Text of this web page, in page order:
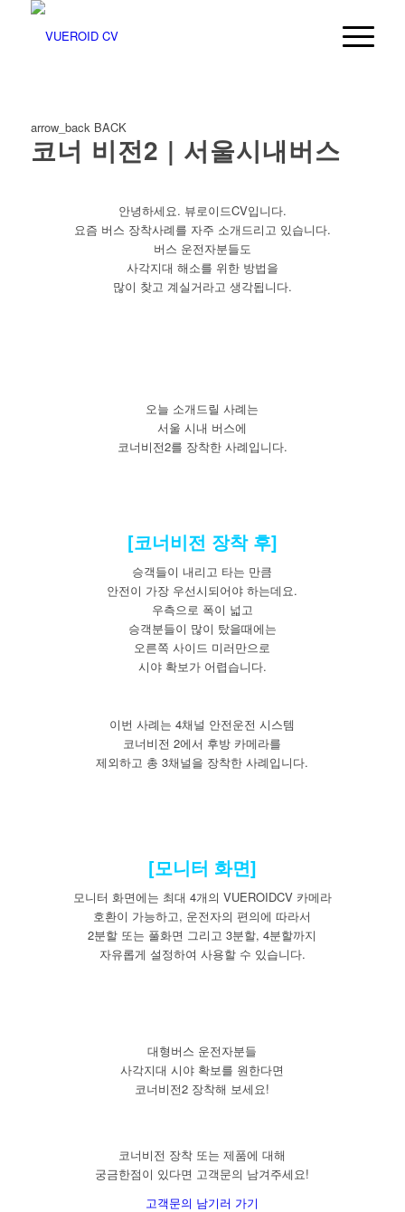
arrow_backBACK
코너 비전2 | 서울시내버스
안녕하세요. 뷰로이드CV입니다.
요즘 버스 장착사례를 자주 소개드리고 있습니다.
버스 운전자분들도
사각지대 해소를 위한 방법을
많이 찾고 계실거라고 생각됩니다.
오늘 소개드릴 사례는
서울 시내 버스에
코너비전2를 장착한 사례입니다.
[코너비전 장착 후]
승객들이 내리고 타는 만큼
안전이 가장 우선시되어야 하는데요.
우측으로 폭이 넓고
승객분들이 많이 탔을때에는
오른쪽 사이드 미러만으로
시야 확보가 어렵습니다.
이번 사례는 4채널 안전운전 시스템
코너비전 2에서 후방 카메라를
제외하고 총 3채널을 장착한 사례입니다.
[모니터 화면]
모니터 화면에는 최대 4개의 VUEROIDCV 카메라
호환이 가능하고, 운전자의 편의에 따라서
2분할 또는 풀화면 그리고 3분할, 4분할까지
자유롭게 설정하여 사용할 수 있습니다.
대형버스 운전자분들
사각지대 시야 확보를 원한다면
코너비전2 장착해 보세요!
코너비전 장착 또는 제품에 대해
궁금한점이 있다면 고객문의 남겨주세요!
고객문의 남기러 가기